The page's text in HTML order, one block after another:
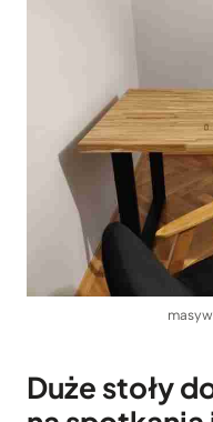
Duże stoły